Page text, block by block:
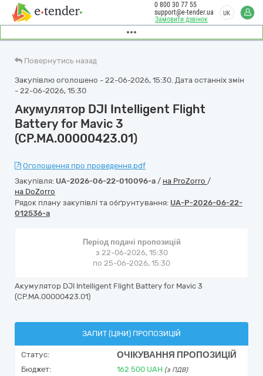
Замовити дзвінок
0 800 30 77 55
support@e-tender.ua
UK
Повернутись назад
Закупівлю оголошено - 22-06-2026, 15:30. Дата останніх змін
- 22-06-2026, 15:30
Акумулятор DJI Intelligent Flight
Battery for Mavic 3
(CP.MA.00000423.01)
Оголошення про проведення.pdf
Закупівля: UA-2026-06-22-010096-a / на ProZorro /
на DoZorro
Рядок плану закупівлі та обґрунтування: UA-P-2026-06-22-
012536-a
Період подачі пропозицій
з 22-06-2026, 15:30
по 25-06-2026, 15:30
Акумулятор DJI Intelligent Flight Battery for Mavic 3
(CP.MA.00000423.01)
ЗАПИТ (ЦІНИ) ПРОПОЗИЦІЙ
Статус: ОЧІКУВАННЯ ПРОПОЗИЦІЙ
Бюджет: 162 500 UAH (з ПДВ)